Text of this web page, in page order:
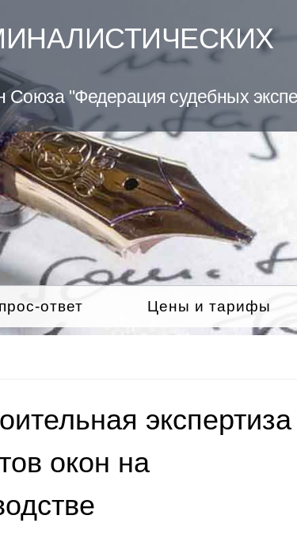
Союза "Федерация судебных
ответ Цены и тарифы
экспертиза
окон на